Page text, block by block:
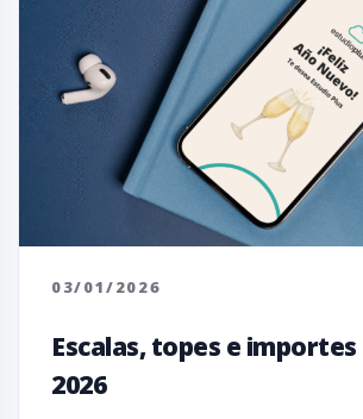
03/01/2026
Escalas, topes e importes
2026